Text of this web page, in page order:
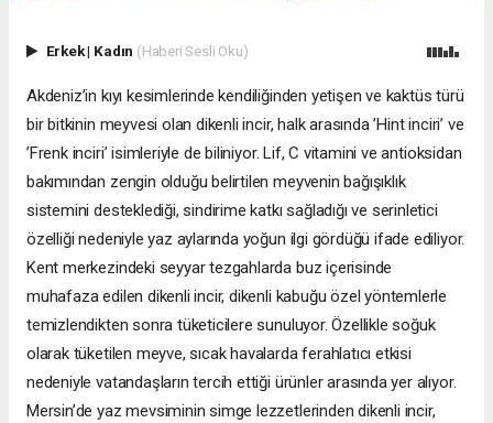
Erkek| Kadın (Haberi Sesli Oku)
Akdeniz’in kıyı kesimlerinde kendiliğinden yetişen ve kaktüs türü
bir bitkinin meyvesi olan dikenli incir, halk arasında ’Hint inciri’ ve
’Frenk inciri’ isimleriyle de biliniyor. Lif, C vitamini ve antioksidan
bakımından zengin olduğu belirtilen meyvenin bağışıklık
sistemini desteklediği, sindirime katkı sağladığı ve serinletici
özelliği nedeniyle yaz aylarında yoğun ilgi gördüğü ifade ediliyor.
Kent merkezindeki seyyar tezgahlarda buz içerisinde
muhafaza edilen dikenli incir, dikenli kabuğu özel yöntemlerle
temizlendikten sonra tüketicilere sunuluyor. Özellikle soğuk
olarak tüketilen meyve, sıcak havalarda ferahlatıcı etkisi
nedeniyle vatandaşların tercih ettiği ürünler arasında yer alıyor.
Mersin’de yaz mevsiminin simge lezzetlerinden dikenli incir,